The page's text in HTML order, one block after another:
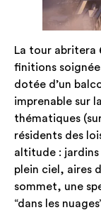
La tour abritera
finitions
dotée d’un
imprenable sur
thématiques
résidents des
altitude : jardins
plein ciel, aires
sommet, une
“dans les